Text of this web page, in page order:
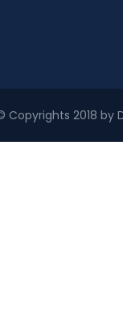
Copyrights 2018 by